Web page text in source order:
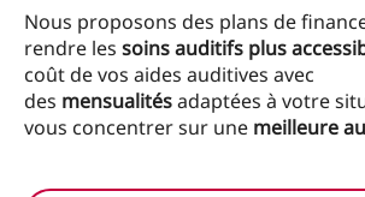
Nous proposons des plans de
rendre les soins auditifs plus
coût de vos aides auditives avec
des mensualitésadaptées à votre
vous concentrer sur une meilleure